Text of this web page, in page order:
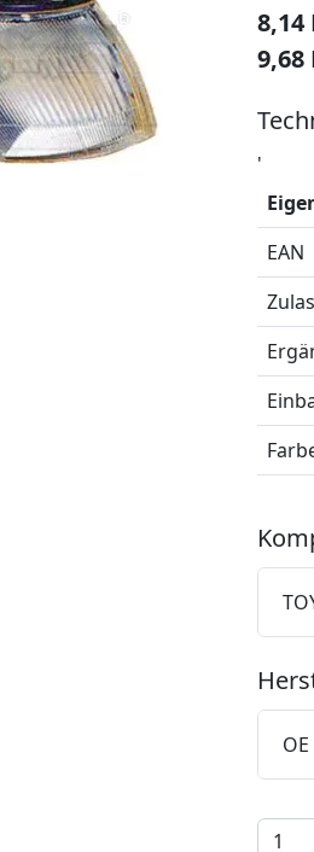
8,14
9,68
'
EAN